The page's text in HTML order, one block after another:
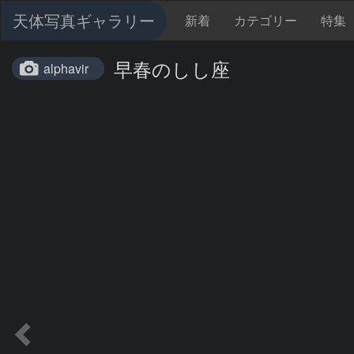
天体写真ギャラリー 新着 カテゴリー 特集
alphavir 早春のしし座